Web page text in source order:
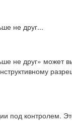
не друг...
не друг» может
под контролем.